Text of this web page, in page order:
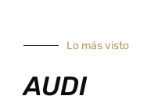
Lo más visto
AUDI